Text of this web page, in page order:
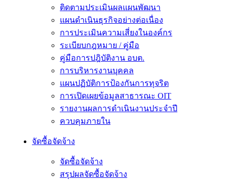
ติดตามประเมินผลแผนพัฒนา
แผนดำเนินธุรกิจอย่างต่อเนื่อง
การประเมินความเสี่ยงในองค์กร
ระเบียบกฎหมาย / คู่มือ
คู่มือการปฎิบัติงาน อบต.
การบริหารงานบุคคล
แผนปฏิบัติการป้องกันการทุจริต
การเปิดเผยข้อมูลสาธารณะ OIT
รายงานผลการดำเนินงานประจำปี
ควบคุมภายใน
จัดซื้อจัดจ้าง
จัดซื้อจัดจ้าง
สรุปผลจัดซื้อจัดจ้าง